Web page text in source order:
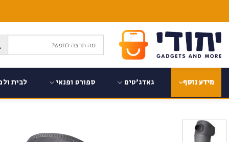
content
מידע נוסף גאדג'טים ספורט ופנאי לבית